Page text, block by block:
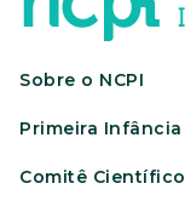
Sobre o NCPI
Primeira Infância
Comitê Científico